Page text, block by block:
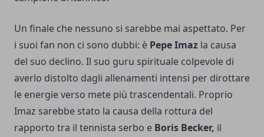
Un finale che nessuno si sarebbe mai aspettato. Per
i suoi fan non ci sono dubbi: è Pepe Imaz la causa
del suo declino. Il suo guru spirituale colpevole di
averlo distolto dagli allenamenti intensi per dirottare
le energie verso mete più trascendentali. Proprio
Imaz sarebbe stato la causa della rottura del
rapporto tra il tennista serbo e Boris Becker, il